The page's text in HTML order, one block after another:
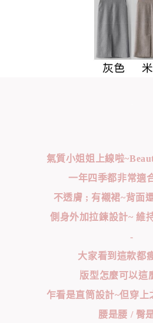
氣質小姐姐上線啦
一年四季都非常適
不透膚 ; 有襯裙~背面
側身外加拉鍊設計~ 維
-
大家看到這款都
版型怎麼可以這
乍看是直筒設計~但穿上
腰是腰 / 臀